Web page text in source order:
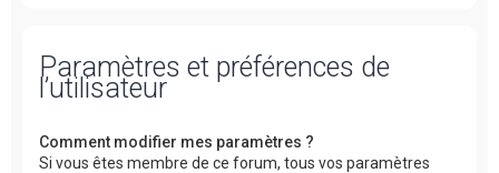
Paramètres et préférences de
l’utilisateur
Comment modifier mes paramètres ?
Si vous êtes membre de ce forum, tous vos paramètres